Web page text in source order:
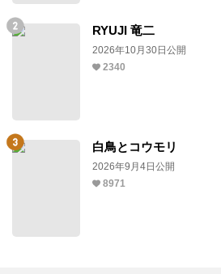
RYUJI 竜二
2026年10月30日公開
2340
白鳥とコウモリ
2026年9月4日公開
8971